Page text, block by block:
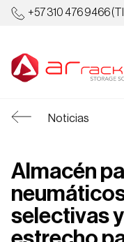
+57 310 476 9466
Noticias
Almacén
selectivas